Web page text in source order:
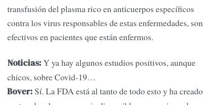
transfusión del plasma rico en anticuerpos específicos
contra los virus responsables de estas enfermedades, son
efectivos en pacientes que están enfermos.
Noticias:Y ya hay algunos estudios positivos, aunque
chicos, sobre Covid-19…
Bover:Sí. La FDA está al tanto de todo esto y ha creado